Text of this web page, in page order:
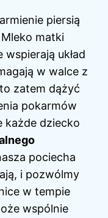
piersią
matki
układ
w walce z
zatem dążyć
pokarmów
każde dziecko
pociecha
i pozwólmy
w tempie
wspólnie